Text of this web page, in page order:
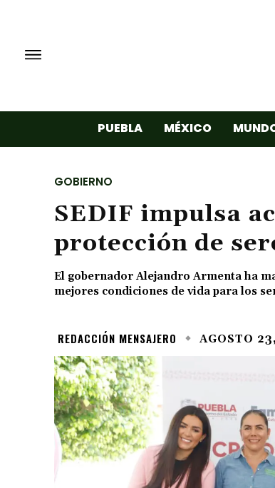
PUEBLA MÉXICO
GOBIERNO
SEDIF impulsa
protección de
El gobernador Alejandro Armenta ha
mejores condiciones de vida para los
REDACCIÓN MENSAJERO AGOSTO